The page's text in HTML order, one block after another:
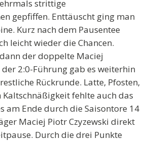
strittige
gepfiffen. Enttäuscht ging man
Kurz nach dem Pausentee
leicht wieder die Chancen.
der doppelte Maciej
der 2:0-Führung gab es weiterhin
Rückrunde. Latte, Pfosten,
Kaltschnäßigkeit fehlte auch das
am Ende durch die Saisontore 14
Maciej Piotr Czyzewski direkt
Durch die drei Punkte